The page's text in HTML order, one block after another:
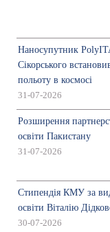
Наносупутник
Сікорського
польоту в космосі
31-07-2026
Розширення
освіти Пакистану
31-07-2026
Стипендія КМУ за
освіти Віталію
30-07-2026